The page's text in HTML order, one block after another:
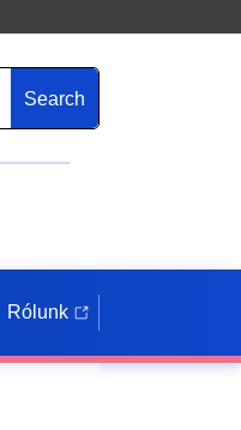
Search
Rólunk